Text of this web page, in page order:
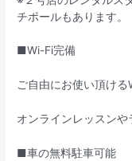
チポールもあります。
■Wi-Fi完備
ご自由にお使い頂ける
オンラインレッスンや
■車の無料駐車可能